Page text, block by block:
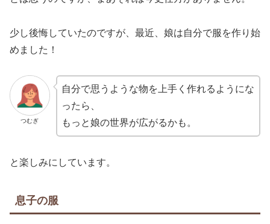
少し後悔していたのですが、最近、娘は自分で服を作り始
めました！
つむぎ
自分で思うような物を上手く作れるようにな
ったら、
もっと娘の世界が広がるかも。
と楽しみにしています。
息子の服